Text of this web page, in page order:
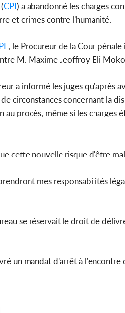
CPI) a abandonné les charges
et crimes contre l'humanité.
, le Procureur de la Cour
M. Maxime Jeoffroy Eli
a informé les juges qu'après
de circonstances concernant la
au procès, même si les charges
cette nouvelle risque d'être
mes responsabilités
se réservait le droit de
un mandat d'arrêt à